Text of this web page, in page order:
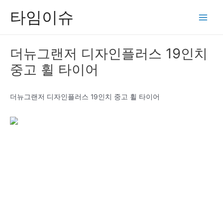
타임이슈
더뉴그랜저 디자인플러스 19인치
중고 휠 타이어
더뉴그랜저 디자인플러스 19인치 중고 휠 타이어